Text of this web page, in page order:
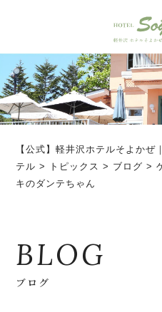
【公式】軽井沢ホテルそよか
テル > トピックス > ブログ >
キのダンテちゃん
BLOG
ブログ